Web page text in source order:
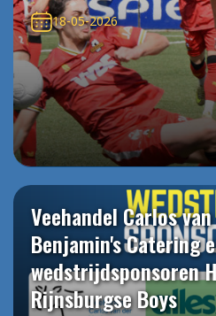
18-05-2026
Veehandel Carlos
Benjamin's Catering
wedstrijdsponsoren
Rijnsburgse Boys